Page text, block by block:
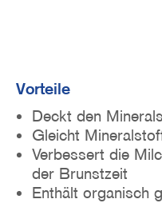
Vorteile
Deckt den
Gleicht
Verbessert die
der Brunstzeit
Enthält organisch